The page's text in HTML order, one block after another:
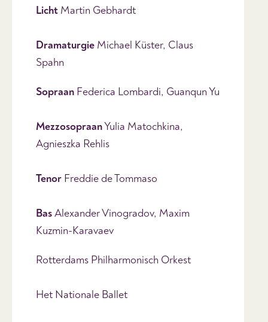
Licht Martin Gebhardt
Dramaturgie Michael Küster, Claus
Spahn
Sopraan Federica Lombardi, Guanqun Yu
MezzosopraanYulia Matochkina,
Agnieszka Rehlis
Tenor Freddie de Tommaso
BasAlexander Vinogradov, Maxim
Kuzmin-Karavaev
Rotterdams Philharmonisch Orkest
Het Nationale Ballet